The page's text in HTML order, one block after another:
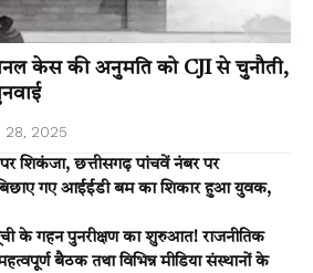
केस की अनुमति को CJI से चुनौती,
28, 2025
शिकंजा, छत्तीसगढ़ पांचवें नंबर पर
गए आईईडी बम का शिकार हुआ युवक,
के गहन पुनरीक्षण का शुरुआत! राजनीतिक
बैठक तथा विभिन्न मीडिया संस्थानों के